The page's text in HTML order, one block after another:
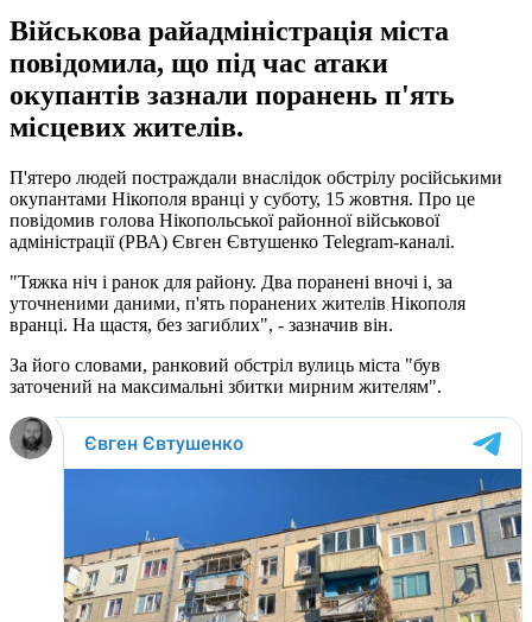
Військова райадміністрація міста
повідомила, що під час атаки
окупантів зазнали поранень п'ять
місцевих жителів.
П'ятеро людей постраждали внаслідок обстрілу російськими
окупантами Нікополя вранці у суботу, 15 жовтня. Про це
повідомив голова Нікопольської районної військової
адміністрації (РВА) Євген Євтушенко Telegram-каналі.
"Тяжка ніч і ранок для району. Два поранені вночі і, за
уточненими даними, п'ять поранених жителів Нікополя
вранці. На щастя, без загиблих", - зазначив він.
За його словами, ранковий обстріл вулиць міста "був
заточений на максимальні збитки мирним жителям".